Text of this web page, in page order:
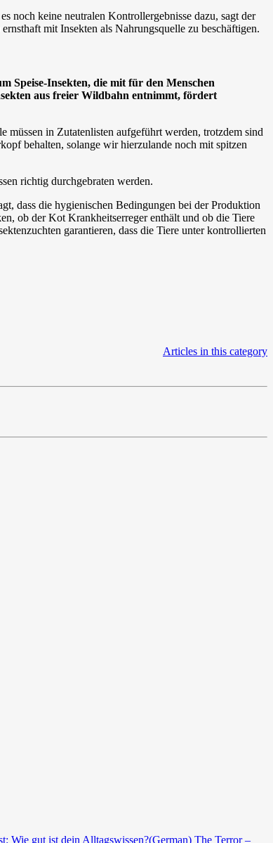
noch keine neutralen Kontrollergebnisse dazu, sagt der
mit Insekten als Nahrungsquelle zu beschäftigen.
Speise-Insekten, die mit für den Menschen
aus freier Wildbahn entnimmt, fördert
in Zutatenlisten aufgeführt werden, trotzdem sind
behalten, solange wir hierzulande noch mit spitzen
richtig durchgebraten werden.
dass die hygienischen Bedingungen bei der Produktion
ob der Kot Krankheitserreger enthält und ob die Tiere
garantieren, dass die Tiere unter kontrollierten
Articles in this category
Wie gut ist dein Alltagswissen?(German) The Terror –